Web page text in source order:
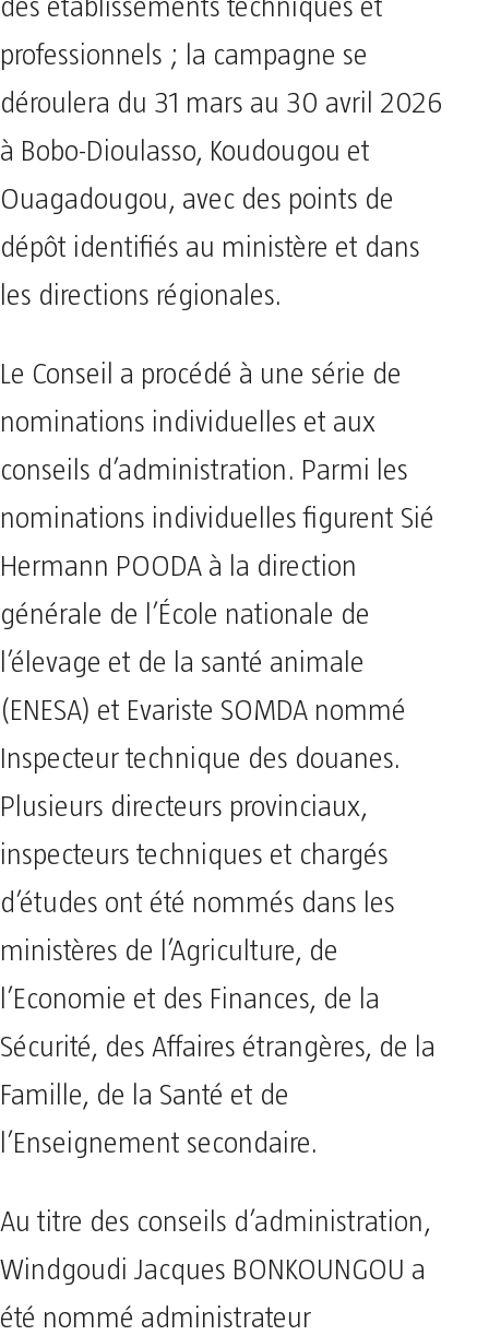
des établissements techniques et
professionnels ; la campagne se
déroulera du 31 mars au 30 avril 2026
à Bobo-Dioulasso, Koudougou et
Ouagadougou, avec des points de
dépôt identifiés au ministère et dans
les directions régionales.
Le Conseil a procédé à une série de
nominations individuelles et aux
conseils d’administration. Parmi les
nominations individuelles figurent Sié
Hermann POODA à la direction
générale de l’École nationale de
l’élevage et de la santé animale
(ENESA) et Evariste SOMDA nommé
Inspecteur technique des douanes.
Plusieurs directeurs provinciaux,
inspecteurs techniques et chargés
d’études ont été nommés dans les
ministères de l’Agriculture, de
l’Economie et des Finances, de la
Sécurité, des Affaires étrangères, de la
Famille, de la Santé et de
l’Enseignement secondaire.
Au titre des conseils d’administration,
Windgoudi Jacques BONKOUNGOU a
été nommé administrateur